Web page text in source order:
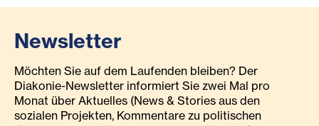
Newsletter
Möchten Sie auf dem Laufenden bleiben? Der
Diakonie-Newsletter informiert Sie zwei Mal pro
Monat über Aktuelles (News & Stories aus den
sozialen Projekten, Kommentare zu politischen